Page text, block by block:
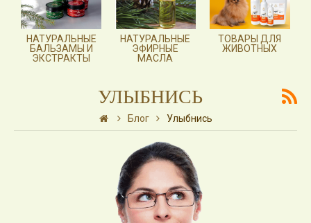
НАТУРАЛЬНЫЕ
БАЛЬЗАМЫ И
ЭКСТРАКТЫ
НАТУРАЛЬНЫЕ
ЭФИРНЫЕ
МАСЛА
ТОВАРЫ ДЛЯ
ЖИВОТНЫХ
УЛЫБНИСЬ
Блог Улыбнись